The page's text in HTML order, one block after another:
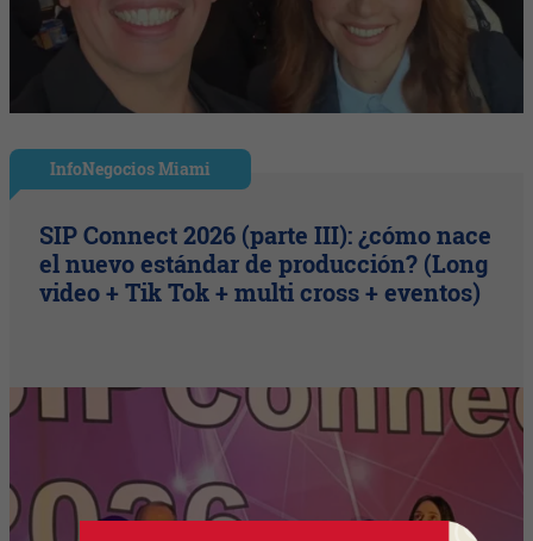
InfoNegocios Miami
SIP Connect 2026 (parte III): ¿cómo nace
el nuevo estándar de producción? (Long
video + Tik Tok + multi cross + eventos)